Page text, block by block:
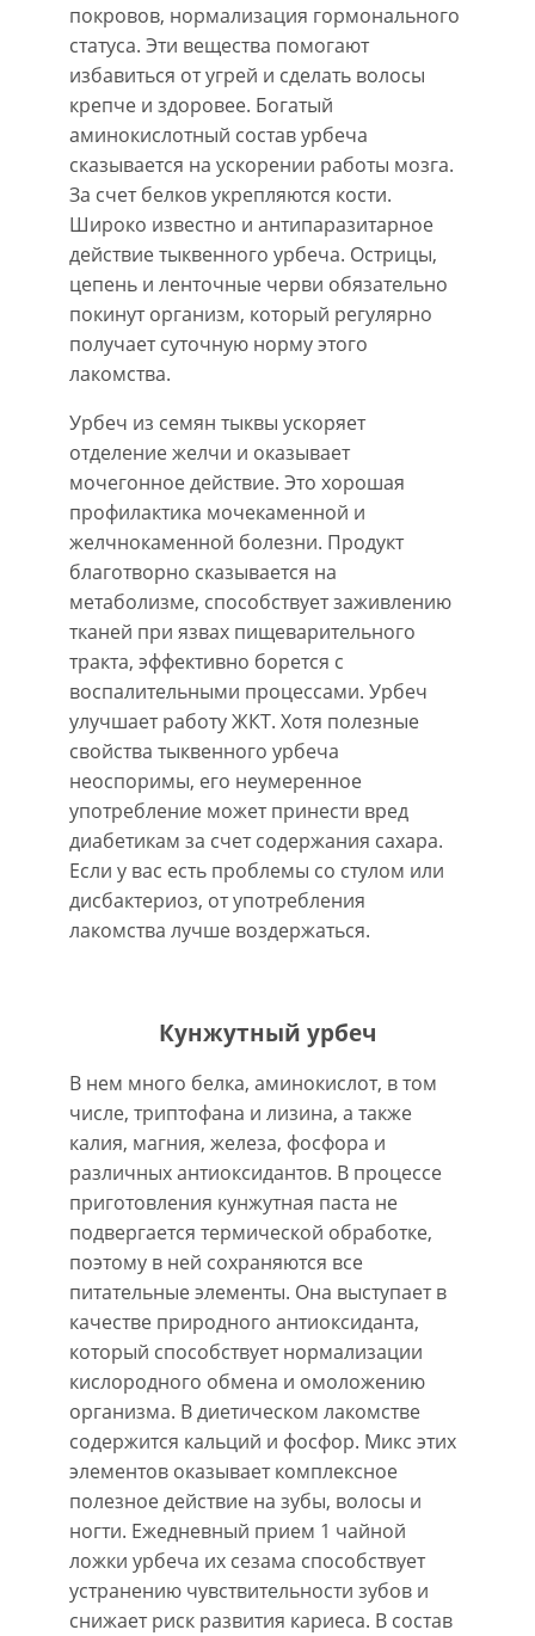
покровов, нормализация гормонального
статуса. Эти вещества помогают
избавиться от угрей и сделать волосы
крепче и здоровее. Богатый
аминокислотный состав урбеча
сказывается на ускорении работы мозга.
За счет белков укрепляются кости.
Широко известно и антипаразитарное
действие тыквенного урбеча. Острицы,
цепень и ленточные черви обязательно
покинут организм, который регулярно
получает суточную норму этого
лакомства.
Урбеч из семян тыквы ускоряет
отделение желчи и оказывает
мочегонное действие. Это хорошая
профилактика мочекаменной и
желчнокаменной болезни. Продукт
благотворно сказывается на
метаболизме, способствует заживлению
тканей при язвах пищеварительного
тракта, эффективно борется с
воспалительными процессами. Урбеч
улучшает работу ЖКТ. Хотя полезные
свойства тыквенного урбеча
неоспоримы, его неумеренное
употребление может принести вред
диабетикам за счет содержания сахара.
Если у вас есть проблемы со стулом или
дисбактериоз, от употребления
лакомства лучше воздержаться.
Кунжутный урбеч
В нем много белка, аминокислот, в том
числе, триптофана и лизина, а также
калия, магния, железа, фосфора и
различных антиоксидантов. В процессе
приготовления кунжутная паста не
подвергается термической обработке,
поэтому в ней сохраняются все
питательные элементы. Она выступает в
качестве природного антиоксиданта,
который способствует нормализации
кислородного обмена и омоложению
организма. В диетическом лакомстве
содержится кальций и фосфор. Микс этих
элементов оказывает комплексное
полезное действие на зубы, волосы и
ногти. Ежедневный прием 1 чайной
ложки урбеча их сезама способствует
устранению чувствительности зубов и
снижает риск развития кариеса. В состав